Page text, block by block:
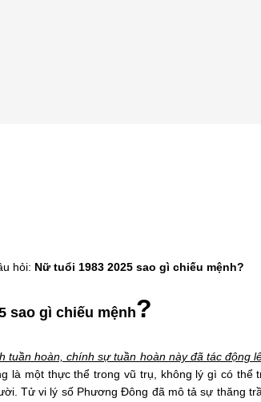
hỏi: Nữ tuổi 1983 2025 sao gì chiếu mệnh?
sao gì chiếu mệnh?
tuần hoàn, chính sự tuần hoàn này đã tác động
là một thực thể trong vũ trụ, không lý gì có
Tử vi lý số Phương Đông đã mô tả sự thăng